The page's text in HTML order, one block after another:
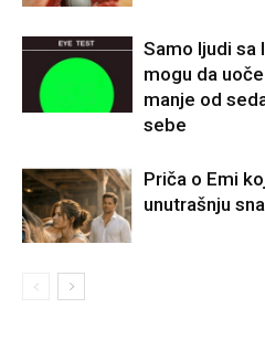
Samo ljudi sa
mogu da
manje od
sebe
Priča o Emi
unutrašnju